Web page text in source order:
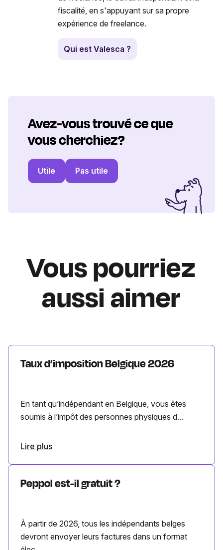
fiscalité, en s'appuyant sur sa propre
expérience de freelance.
Qui est Valesca ?
Avez-vous trouvé ce que
vous cherchiez?
Utile Pas utile
Vous pourriez
aussi aimer
Taux d’imposition Belgique 2026
En tant qu’indépendant en Belgique, vous êtes
soumis à l’impôt des personnes physiques d...
Lire plus
Peppol est-il gratuit ?
À partir de 2026, tous les indépendants belges
devront envoyer leurs factures dans un format